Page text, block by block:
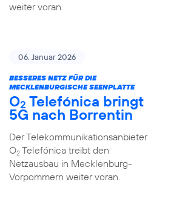
weiter voran.
06. Januar 2026
BESSERES NETZ FÜR DIE
MECKLENBURGISCHE SEENPLATTE
O2 Telefónica bringt
5G nach Borrentin
Der Telekommunikationsanbieter
O2Telefónica treibt den
Netzausbau in Mecklenburg-
Vorpommern weiter voran.